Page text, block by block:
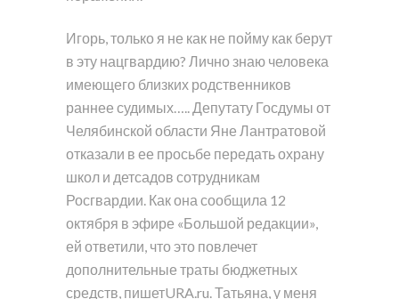
Игорь, только я не как не пойму как берут
в эту нацгвардию? Лично знаю человека
имеющего близких родственников
раннее судимых….. Депутату Госдумы от
Челябинской области Яне Лантратовой
отказали в ее просьбе передать охрану
школ и детсадов сотрудникам
Росгвардии. Как она сообщила 12
октября в эфире «Большой редакции»,
ей ответили, что это повлечет
дополнительные траты бюджетных
средств, пишетURA.ru. Татьяна, у меня